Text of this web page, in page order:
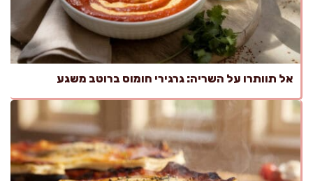
אל תוותרו על השריה: גרגירי חומוס ברוטב משגע